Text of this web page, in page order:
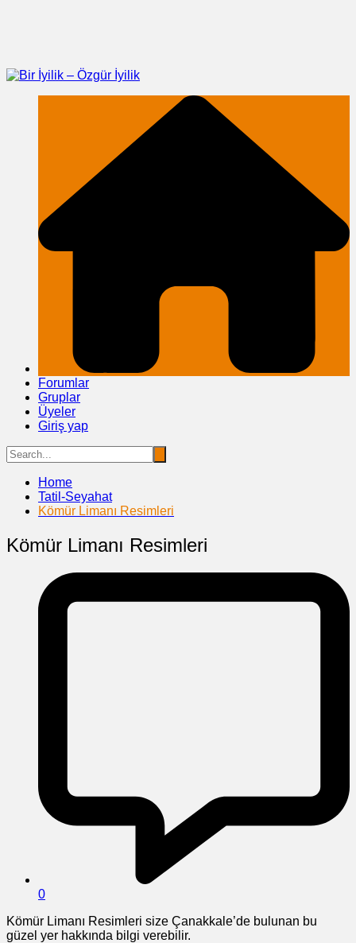
Forumlar
Gruplar
Üyeler
Giriş yap
Home
Tatil-Seyahat
Kömür Limanı Resimleri
Kömür Limanı Resimleri
0
Kömür Limanı Resimleri size Çanakkale’de bulunan bu
güzel yer hakkında bilgi verebilir.